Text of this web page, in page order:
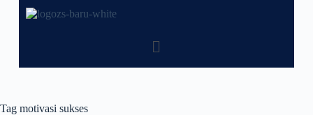
Tag motivasi sukses